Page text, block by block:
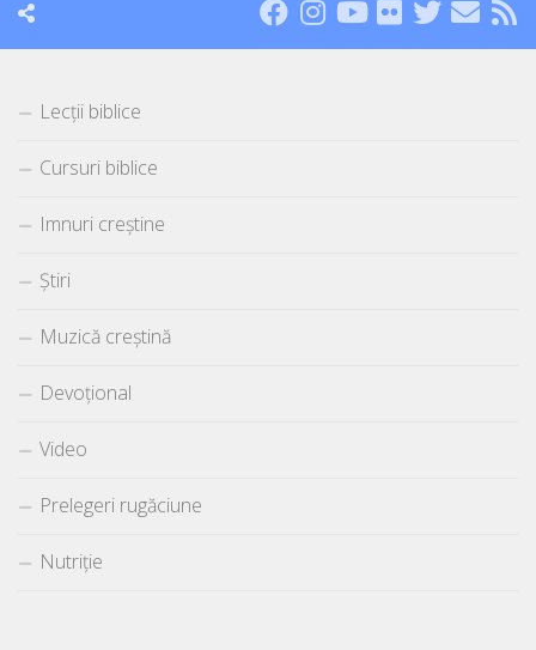
Lecții biblice
Cursuri biblice
Imnuri creștine
Știri
Muzică creștină
Devoțional
Video
Prelegeri rugăciune
Nutriție